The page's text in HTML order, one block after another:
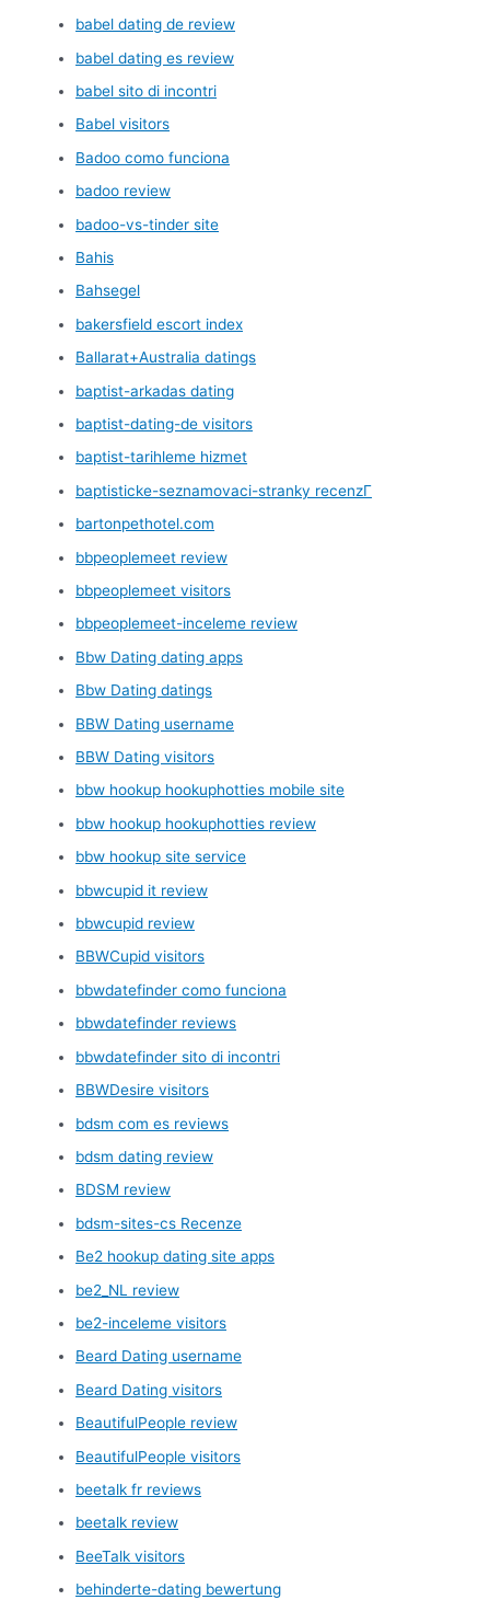
babel dating de review
babel dating es review
babel sito di incontri
Babel visitors
Badoo como funciona
badoo review
badoo-vs-tinder site
Bahis
Bahsegel
bakersfield escort index
Ballarat+Australia datings
baptist-arkadas dating
baptist-dating-de visitors
baptist-tarihleme hizmet
baptisticke-seznamovaci-stranky recenzГ­
bartonpethotel.com
bbpeoplemeet review
bbpeoplemeet visitors
bbpeoplemeet-inceleme review
Bbw Dating dating apps
Bbw Dating datings
BBW Dating username
BBW Dating visitors
bbw hookup hookuphotties mobile site
bbw hookup hookuphotties review
bbw hookup site service
bbwcupid it review
bbwcupid review
BBWCupid visitors
bbwdatefinder como funciona
bbwdatefinder reviews
bbwdatefinder sito di incontri
BBWDesire visitors
bdsm com es reviews
bdsm dating review
BDSM review
bdsm-sites-cs Recenze
Be2 hookup dating site apps
be2_NL review
be2-inceleme visitors
Beard Dating username
Beard Dating visitors
BeautifulPeople review
BeautifulPeople visitors
beetalk fr reviews
beetalk review
BeeTalk visitors
behinderte-dating bewertung